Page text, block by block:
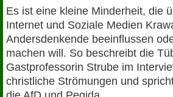
Es ist eine kleine Minderheit, die
Internet und Soziale Medien
Andersdenkende beeinflussen
machen will. So beschreibt die
Gastprofessorin Strube im
christliche Strömungen und